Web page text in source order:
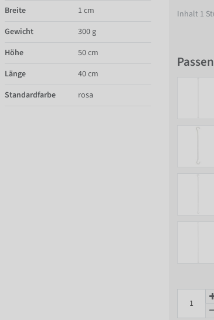
Inhalt 1
Breite
1 cm
Gewicht
300 g
Höhe
50 cm
Länge
40 cm
Standardfarbe
rosa